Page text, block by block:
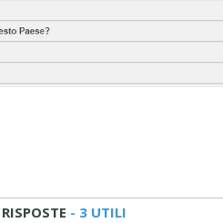
- 3 UTILI